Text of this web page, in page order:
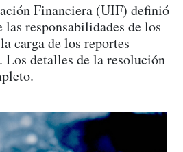
Financiera (UIF) definió
las responsabilidades de los
carga de los reportes
Los detalles de la resolución